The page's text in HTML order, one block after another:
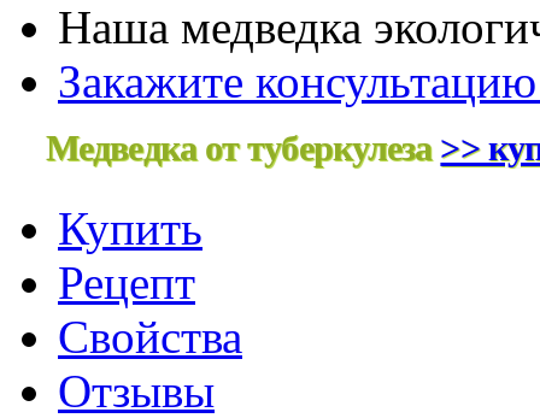
Наша медведка
Закажите
Медведка от туберкулеза >>
Купить
Рецепт
Свойства
Отзывы